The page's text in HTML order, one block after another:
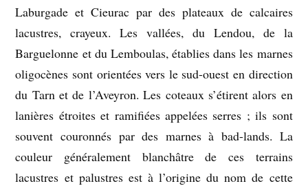
Laburgade et Cieurac par des plateaux de calcaires
lacustres, crayeux. Les vallées, du Lendou, de la
Barguelonne et du Lemboulas, établies dans les marnes
oligocènes sont orientées vers le sud-ouest en direction
du Tarn et de l’Aveyron. Les coteaux s’étirent alors en
lanières étroites et ramifiées appelées serres ; ils sont
souvent couronnés par des marnes à bad-lands. La
couleur généralement blanchâtre de ces terrains
lacustres et palustres est à l’origine du nom de cette